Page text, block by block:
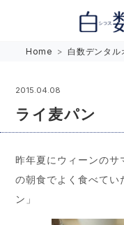
Home > 白数デンタ
2015.04.08
ライ麦パン
昨年夏にウィーンのサ
の朝食でよく食べてい
ン」